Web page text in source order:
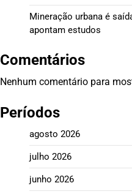
Mineração urbana é
apontam estudos
Comentários
Nenhum comentário para
Períodos
agosto 2026
julho 2026
junho 2026